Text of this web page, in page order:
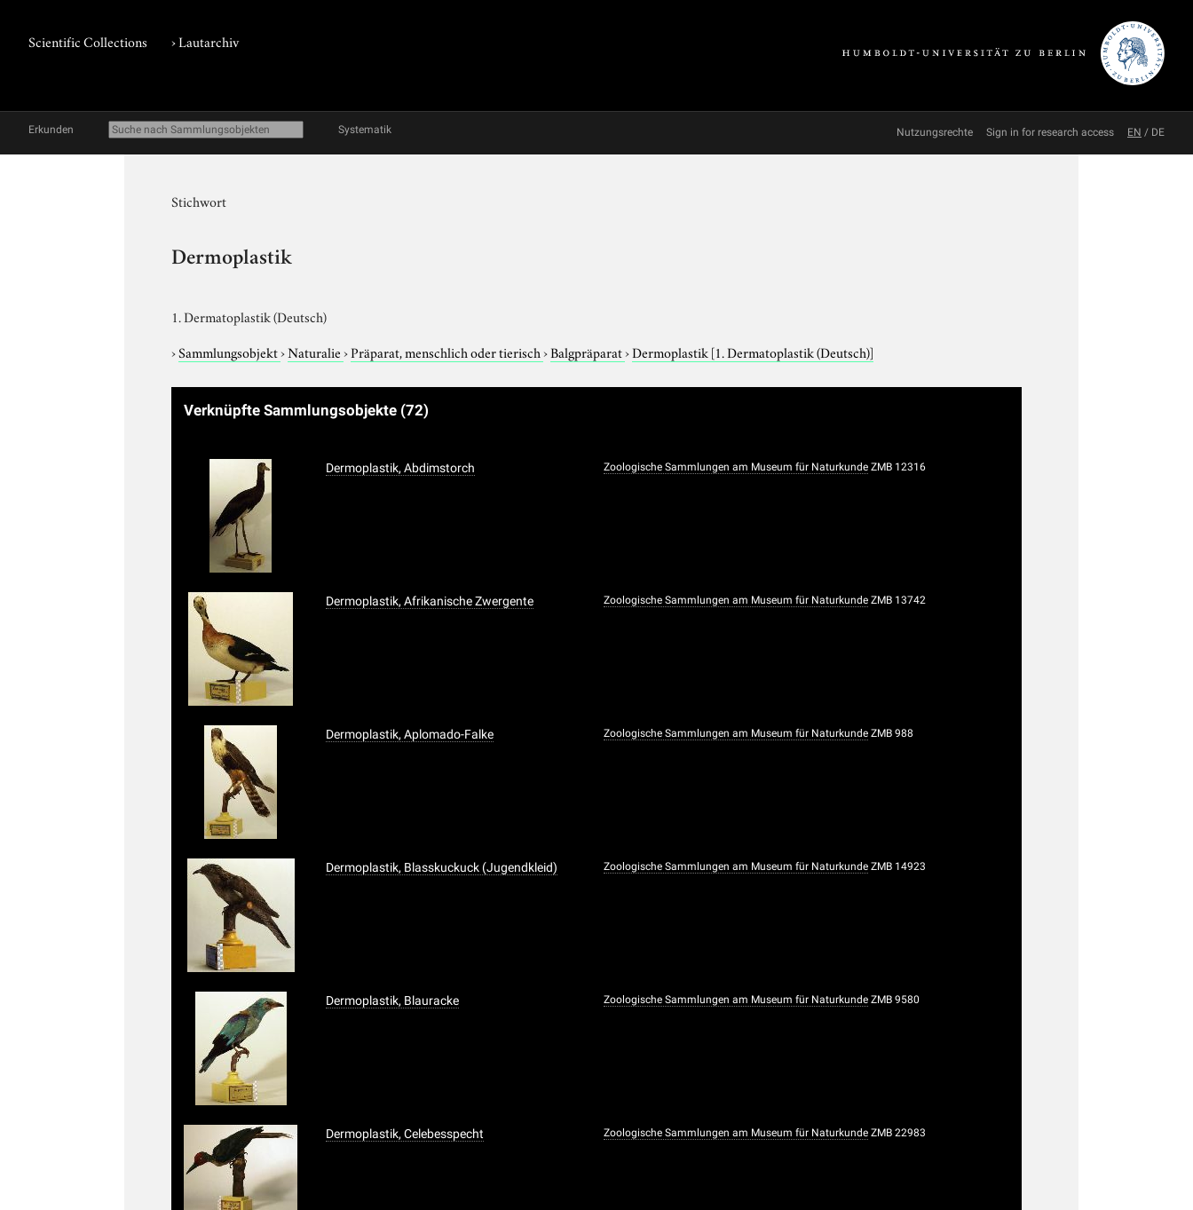
Scientific Collections ›Lautarchiv
Erkunden Systematik Nutzungsrechte Sign in for research access EN / DE
Stichwort
Dermoplastik
1. Dermatoplastik (Deutsch)
›Sammlungsobjekt›Naturalie›Präparat, menschlich oder tierisch›Balgpräparat›Dermoplastik[1. Dermatoplastik (Deutsch)]
Verknüpfte Sammlungsobjekte (72)
Dermoplastik, Abdimstorch Zoologische Sammlungen am Museum für Naturkunde ZMB 12316
Dermoplastik, Afrikanische Zwergente Zoologische Sammlungen am Museum für Naturkunde ZMB 13742
Dermoplastik, Aplomado-Falke Zoologische Sammlungen am Museum für Naturkunde ZMB 988
Dermoplastik, Blasskuckuck (Jugendkleid) Zoologische Sammlungen am Museum für Naturkunde ZMB 14923
Dermoplastik, Blauracke Zoologische Sammlungen am Museum für Naturkunde ZMB 9580
Dermoplastik, Celebesspecht Zoologische Sammlungen am Museum für Naturkunde ZMB 22983